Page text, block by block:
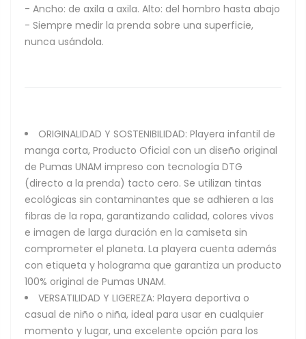
- Ancho: de axila a axila. Alto: del hombro hasta abajo
- Siempre medir la prenda sobre una superficie,
nunca usándola.
ORIGINALIDAD Y SOSTENIBILIDAD: Playera infantil de
manga corta, Producto Oficial con un diseño original
de Pumas UNAM impreso con tecnología DTG
(directo a la prenda) tacto cero. Se utilizan tintas
ecológicas sin contaminantes que se adhieren a las
fibras de la ropa, garantizando calidad, colores vivos
e imagen de larga duración en la camiseta sin
comprometer el planeta. La playera cuenta además
con etiqueta y holograma que garantiza un producto
100% original de Pumas UNAM.
VERSATILIDAD Y LIGEREZA: Playera deportiva o
casual de niño o niña, ideal para usar en cualquier
momento y lugar, una excelente opción para los